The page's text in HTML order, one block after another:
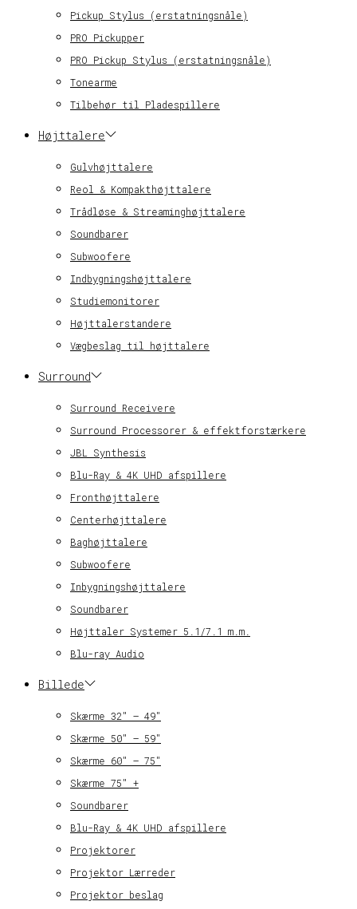
Pickup Stylus (erstatningsnåle)
PRO Pickupper
PRO Pickup Stylus (erstatningsnåle)
Tonearme
Tilbehør til Pladespillere
Højttalere
Gulvhøjttalere
Reol & Kompakthøjttalere
Trådløse & Streaminghøjttalere
Soundbarer
Subwoofere
Indbygningshøjttalere
Studiemonitorer
Højttalerstandere
Vægbeslag til højttalere
Surround
Surround Receivere
Surround Processorer & effektforstærkere
JBL Synthesis
Blu-Ray & 4K UHD afspillere
Fronthøjttalere
Centerhøjttalere
Baghøjttalere
Subwoofere
Inbygningshøjttalere
Soundbarer
Højttaler Systemer 5.1/7.1 m.m.
Blu-ray Audio
Billede
Skærme 32″ – 49″
Skærme 50″ – 59″
Skærme 60″ – 75″
Skærme 75″ +
Soundbarer
Blu-Ray & 4K UHD afspillere
Projektorer
Projektor Lærreder
Projektor beslag